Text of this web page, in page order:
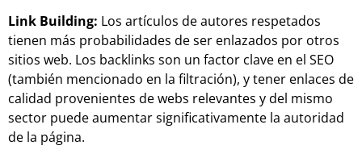
Link Building: Los artículos de autores respetados
tienen más probabilidades de ser enlazados por otros
sitios web. Los backlinks son un factor clave en el SEO
(también mencionado en la filtración), y tener enlaces de
calidad provenientes de webs relevantes y del mismo
sector puede aumentar significativamente la autoridad
de la página.